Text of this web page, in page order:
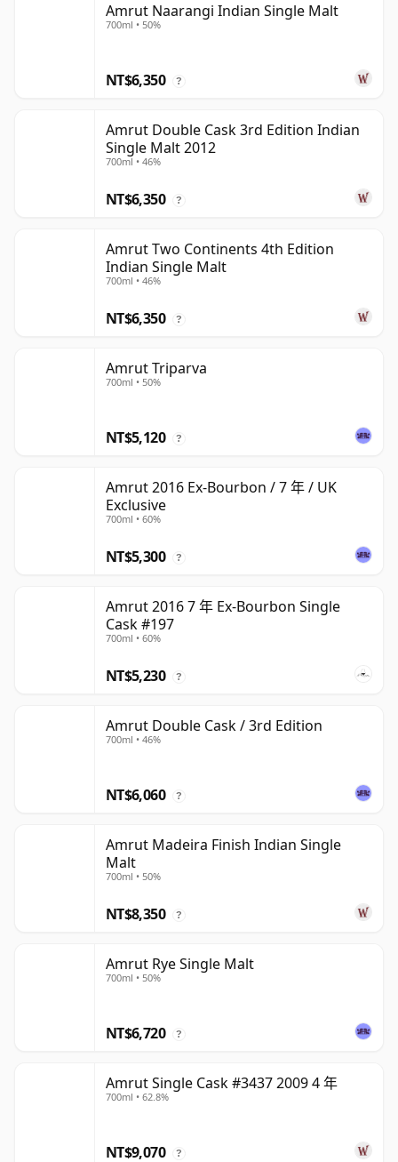
Amrut Naarangi Indian Single Malt
700ml • 50%
NT$6,350 ?
Amrut Double Cask 3rd Edition Indian
Single Malt 2012
700ml • 46%
NT$6,350 ?
Amrut Two Continents 4th Edition
Indian Single Malt
700ml • 46%
NT$6,350 ?
Amrut Triparva
700ml • 50%
NT$5,120 ?
Amrut 2016 Ex-Bourbon / 7 年 / UK
Exclusive
700ml • 60%
NT$5,300 ?
Amrut 2016 7 年 Ex-Bourbon Single
Cask #197
700ml • 60%
NT$5,230 ?
Amrut Double Cask / 3rd Edition
700ml • 46%
NT$6,060 ?
Amrut Madeira Finish Indian Single
Malt
700ml • 50%
NT$8,350 ?
Amrut Rye Single Malt
700ml • 50%
NT$6,720 ?
Amrut Single Cask #3437 2009 4 年
700ml • 62.8%
NT$9,070 ?